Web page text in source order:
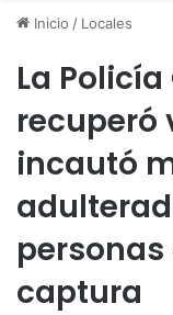
Inicio / Locales
La
recuperó
incautó
captura